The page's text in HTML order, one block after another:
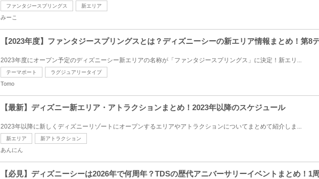
ファンタジースプリングス 新エリア
みーこ
【2023年度】ファンタジースプリングスとは？ディズニーシーの新エリア情報まとめ！第8
2023年度にオープン予定のディズニーシー新エリアの名称が「ファンタジースプリングス」に決定！新エリ...
テーマポート ラグジュアリータイプ
Tomo
【最新】ディズニー新エリア・アトラクションまとめ！2023年以降のスケジュール
2023年以降に新しくディズニーリゾートにオープンするエリアやアトラクションについてまとめて紹介しま...
新エリア 新アトラクション
あんにん
【必見】ディズニーシーは2026年で何周年？TDSの歴代アニバーサリーイベントまとめ！1